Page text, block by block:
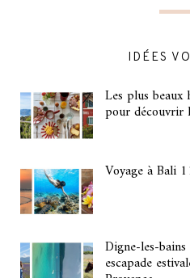
IDÉES
Les plus beaux
pour découvrir
Voyage à Bali
Digne-les-
escapade